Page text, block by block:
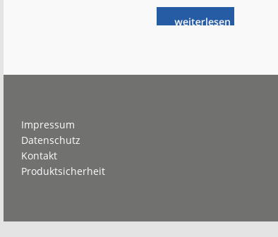
weiterlese
nPlasser &
Impressum
Datenschutz
Kontakt
Produktsicherheit